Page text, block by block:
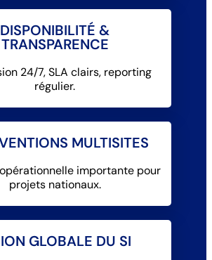
DISPONIBILITÉ &
TRANSPARENCE
24/7, SLA clairs, reporting
régulier.
MULTISITES
importante pour
projets nationaux.
GLOBALE DU SI